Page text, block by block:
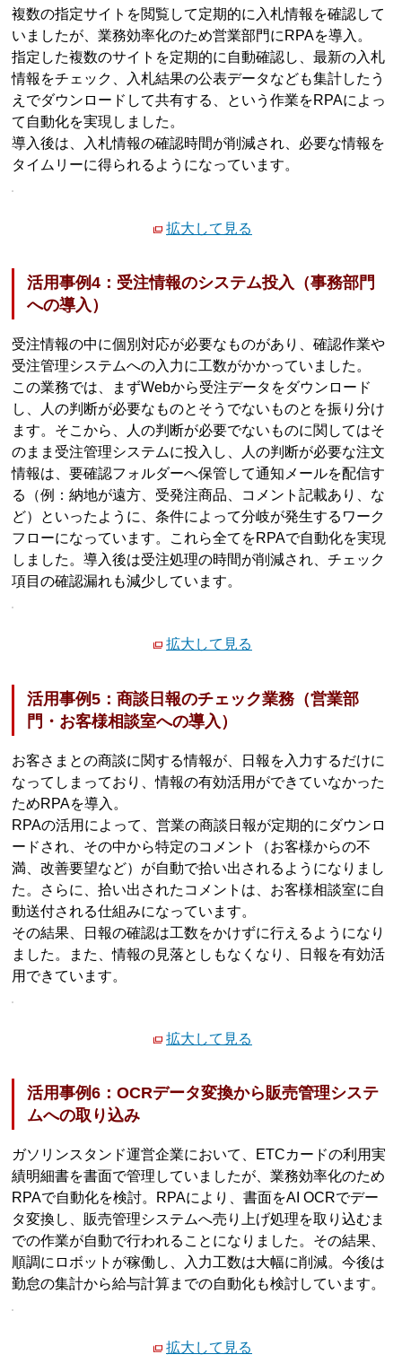
複数の指定サイトを閲覧して定期的に入札情報を確認して
いましたが、業務効率化のため営業部門にRPAを導入。
指定した複数のサイトを定期的に自動確認し、最新の入札
情報をチェック、入札結果の公表データなども集計したう
えでダウンロードして共有する、という作業をRPAによっ
て自動化を実現しました。
導入後は、入札情報の確認時間が削減され、必要な情報を
タイムリーに得られるようになっています。
拡大して見る
活用事例4：受注情報のシステム投入（事務部門
への導入）
受注情報の中に個別対応が必要なものがあり、確認作業や
受注管理システムへの入力に工数がかかっていました。
この業務では、まずWebから受注データをダウンロード
し、人の判断が必要なものとそうでないものとを振り分け
ます。そこから、人の判断が必要でないものに関してはそ
のまま受注管理システムに投入し、人の判断が必要な注文
情報は、要確認フォルダーへ保管して通知メールを配信す
る（例：納地が遠方、受発注商品、コメント記載あり、な
ど）といったように、条件によって分岐が発生するワーク
フローになっています。これら全てをRPAで自動化を実現
しました。導入後は受注処理の時間が削減され、チェック
項目の確認漏れも減少しています。
拡大して見る
活用事例5：商談日報のチェック業務（営業部
門・お客様相談室への導入）
お客さまとの商談に関する情報が、日報を入力するだけに
なってしまっており、情報の有効活用ができていなかった
ためRPAを導入。
RPAの活用によって、営業の商談日報が定期的にダウンロ
ードされ、その中から特定のコメント（お客様からの不
満、改善要望など）が自動で拾い出されるようになりまし
た。さらに、拾い出されたコメントは、お客様相談室に自
動送付される仕組みになっています。
その結果、日報の確認は工数をかけずに行えるようになり
ました。また、情報の見落としもなくなり、日報を有効活
用できています。
拡大して見る
活用事例6：OCRデータ変換から販売管理システ
ムへの取り込み
ガソリンスタンド運営企業において、ETCカードの利用実
績明細書を書面で管理していましたが、業務効率化のため
RPAで自動化を検討。RPAにより、書面をAI OCRでデー
タ変換し、販売管理システムへ売り上げ処理を取り込むま
での作業が自動で行われることになりました。その結果、
順調にロボットが稼働し、入力工数は大幅に削減。今後は
勤怠の集計から給与計算までの自動化も検討しています。
拡大して見る